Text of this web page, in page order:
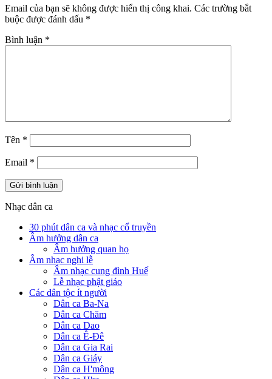
Email của bạn sẽ không được hiển thị công khai. Các trường bắt
buộc được đánh dấu *
Bình luận *
Tên *
Email *
Nhạc dân ca
30 phút dân ca và nhạc cổ truyền
Âm hưởng dân ca
Âm hưởng quan họ
Âm nhạc nghi lễ
Âm nhạc cung đình Huế
Lễ nhạc phật giáo
Các dân tộc ít người
Dân ca Ba-Na
Dân ca Chăm
Dân ca Dao
Dân ca Ê-Đê
Dân ca Gia Rai
Dân ca Giáy
Dân ca H'mông